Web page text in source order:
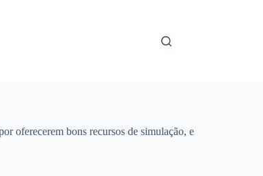
oferecerem bons recursos de simulação, e